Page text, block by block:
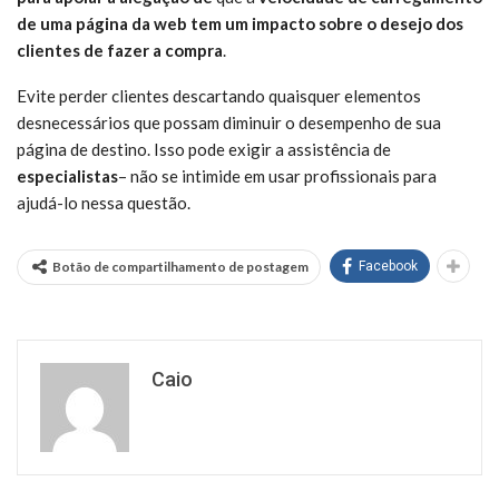
de uma página da web tem um impacto sobre o desejo dos
clientes de fazer a compra.
Evite perder clientes descartando quaisquer elementos
desnecessários que possam diminuir o desempenho de sua
página de destino. Isso pode exigir a assistência de
especialistas– não se intimide em usar profissionais para
ajudá-lo nessa questão.
Botão de compartilhamento de postagem Facebook
Caio